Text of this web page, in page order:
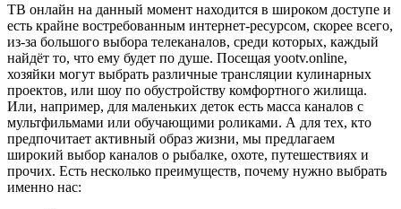
ТВ онлайн на данный момент находится в широком доступе и
есть крайне востребованным интернет-ресурсом, скорее всего,
из-за большого выбора телеканалов, среди которых, каждый
найдёт то, что ему будет по душе. Посещая yootv.online,
хозяйки могут выбрать различные трансляции кулинарных
проектов, или шоу по обустройству комфортного жилища.
Или, например, для маленьких деток есть масса каналов с
мультфильмами или обучающими роликами. А для тех, кто
предпочитает активный образ жизни, мы предлагаем
широкий выбор каналов о рыбалке, охоте, путешествиях и
прочих. Есть несколько преимуществ, почему нужно выбрать
именно нас: